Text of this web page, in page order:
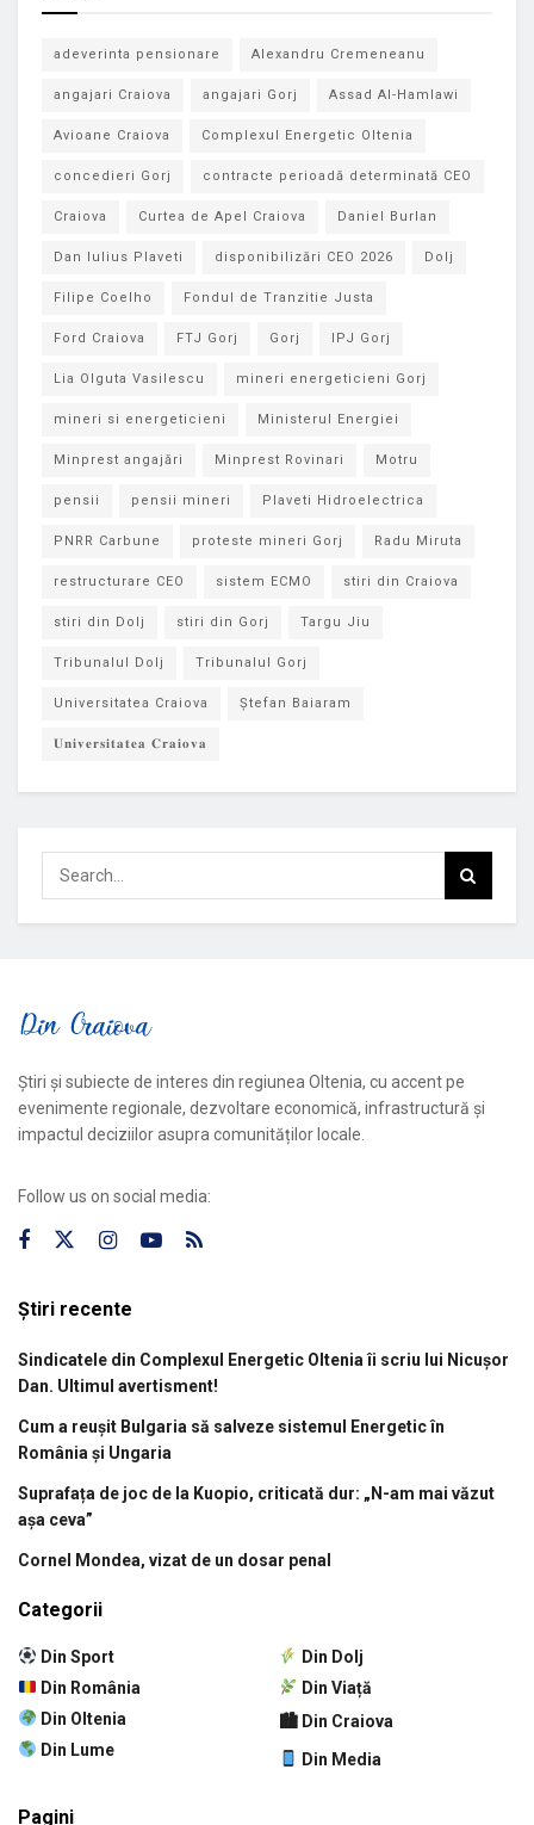
adeverinta pensionare Alexandru Cremeneanu
angajari Craiova angajari Gorj Assad Al-Hamlawi
Avioane Craiova Complexul Energetic Oltenia
concedieri Gorj contracte perioadă determinată CEO
Craiova Curtea de Apel Craiova Daniel Burlan
Dan Iulius Plaveti disponibilizări CEO 2026 Dolj
Filipe Coelho Fondul de Tranzitie Justa
Ford Craiova FTJ Gorj Gorj IPJ Gorj
Lia Olguta Vasilescu mineri energeticieni Gorj
mineri si energeticieni Ministerul Energiei
Minprest angajări Minprest Rovinari Motru
pensii pensii mineri Plaveti Hidroelectrica
PNRR Carbune proteste mineri Gorj Radu Miruta
restructurare CEO sistem ECMO stiri din Craiova
stiri din Dolj stiri din Gorj Targu Jiu
Tribunalul Dolj Tribunalul Gorj
Universitatea Craiova Ștefan Baiaram
𝐔𝐧𝐢𝐯𝐞𝐫𝐬𝐢𝐭𝐚𝐭𝐞𝐚 𝐂𝐫𝐚𝐢𝐨𝐯𝐚
Știri și subiecte de interes din regiunea Oltenia, cu accent pe
evenimente regionale, dezvoltare economică, infrastructură și
impactul deciziilor asupra comunităților locale.
Follow us on social media:
Știri recente
Sindicatele din Complexul Energetic Oltenia îi scriu lui Nicușor
Dan. Ultimul avertisment!
Cum a reușit Bulgaria să salveze sistemul Energetic în
România și Ungaria
Suprafața de joc de la Kuopio, criticată dur: „N-am mai văzut
așa ceva”
Cornel Mondea, vizat de un dosar penal
Categorii
Din Sport
Din România
Din Oltenia
Din Lume
Din Dolj
Din Viață
🏙 Din Craiova
Din Media
Pagini